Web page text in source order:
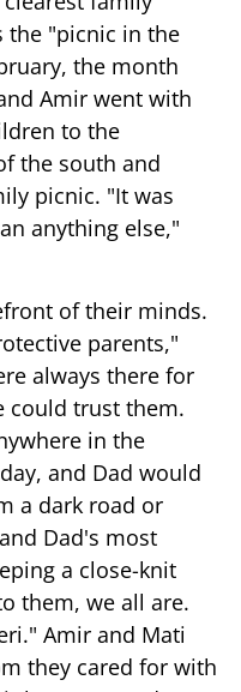
the "picnic in the
the month
Amir went with
to the
the south and
picnic. "It was
anything else,"
of their minds.
parents,"
always there for
could trust them.
in the
and Dad would
a dark road or
Dad's most
a close-knit
them, we all are.
Amir and Mati
they cared for with